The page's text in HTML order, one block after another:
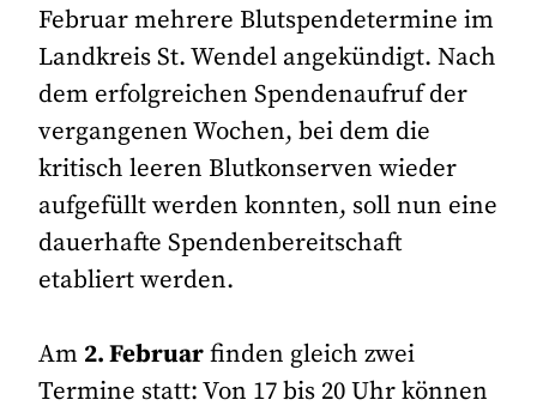
Februar mehrere Blutspendetermine im
Landkreis St. Wendel angekündigt. Nach
dem erfolgreichen Spendenaufruf der
vergangenen Wochen, bei dem die
kritisch leeren Blutkonserven wieder
aufgefüllt werden konnten, soll nun eine
dauerhafte Spendenbereitschaft
etabliert werden.
Am 2. Februarfinden gleich zwei
Termine statt: Von 17 bis 20 Uhr können